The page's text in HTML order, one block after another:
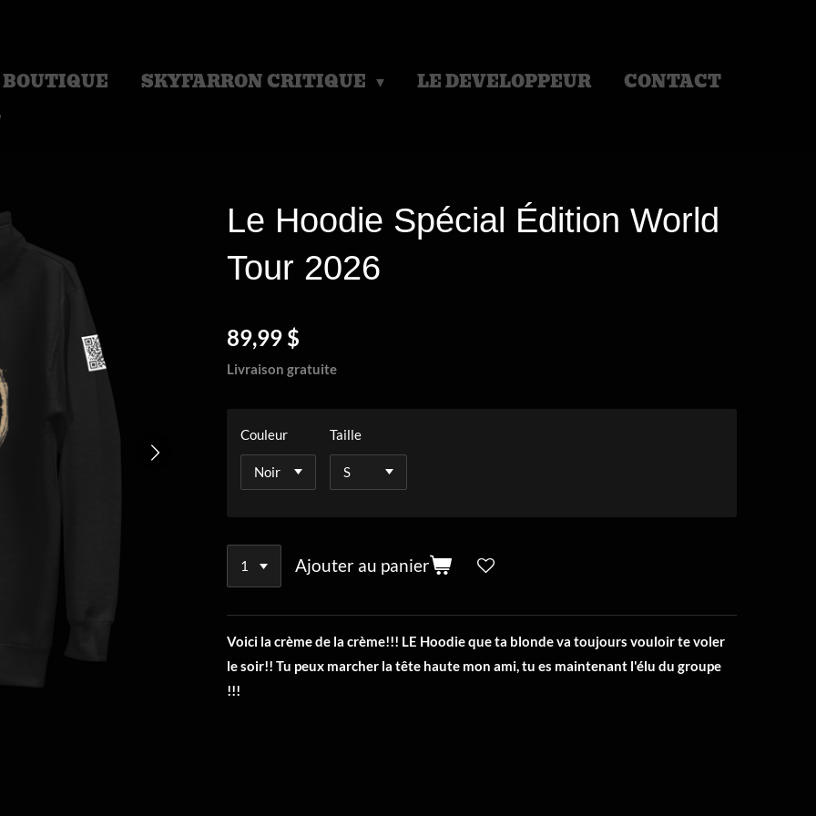
BOUTIQUE SKYFARRON CRITIQUE LE DEVELOPPEUR
CONTACT
Le Hoodie Spécial Édition World
Tour 2026
89,99 $
Livraison gratuite
Couleur Taille
Ajouter au panier
Voici la crème de la crème!!! LE Hoodie que ta blonde va toujours vouloir te voler
le soir!! Tu peux marcher la tête haute mon ami, tu es maintenant l'élu du groupe
!!!